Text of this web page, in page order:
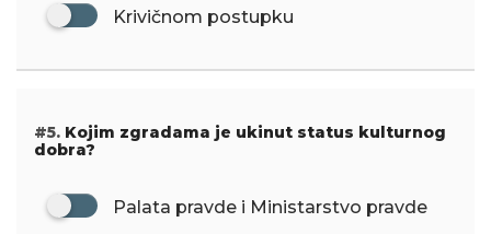
Krivičnom postupku
#5. Kojim zgradama je ukinut status kulturnog
dobra?
Palata pravde i Ministarstvo pravde